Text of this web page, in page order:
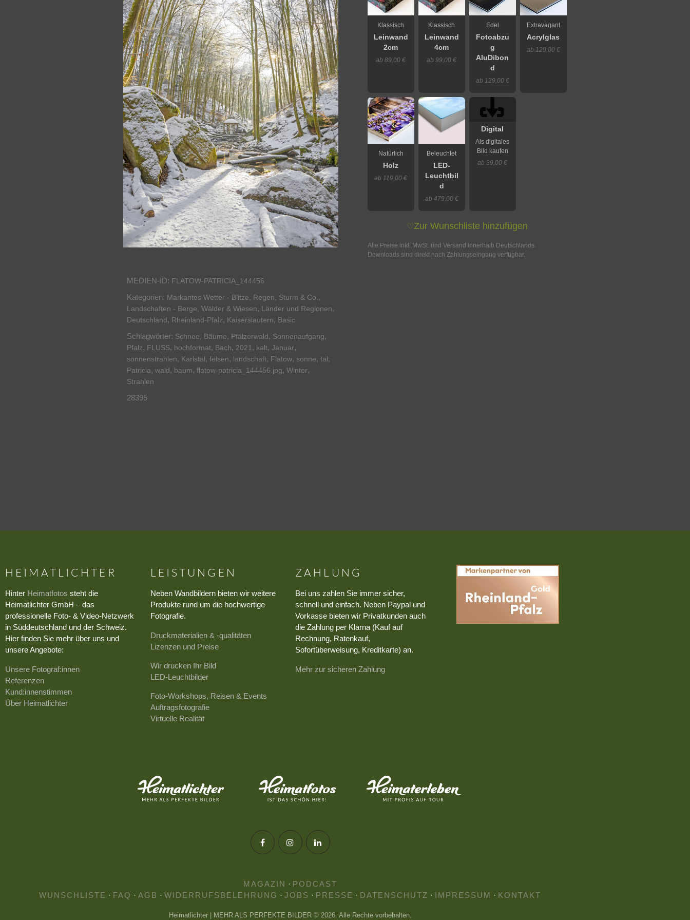
MEDIEN-ID: FLATOW-PATRICIA_144456
Kategorien: Markantes Wetter - Blitze, Regen, Sturm & Co. ,
Landschaften - Berge, Wälder & Wiesen, Länder und Regionen,
Deutschland, Rheinland-Pfalz, Kaiserslautern, Basic
Schlagwörter: Schnee, Bäume, Pfälzerwald, Sonnenaufgang,
Pfalz, FLUSS, hochformat, Bach, 2021 , kalt, Januar,
sonnenstrahlen, Karlstal, felsen, landschaft, Flatow, sonne, tal,
Patricia, wald, baum, flatow-patricia_144456.jpg, Winter,
Strahlen
28395
Klassisch
Leinwand
2cm
ab 89,00 €
Klassisch
Leinwand
4cm
ab 99,00 €
Edel
Fotoabzu
g
AluDibon
d
ab 129,00 €
Extravagant
Acrylglas
ab 129,00 €
Natürlich
Holz
ab 119,00 €
Beleuchtet
LED-
Leuchtbil
d
ab 479,00 €
Digital
Als digitales
Bild kaufen
ab 39,00 €
♡Zur Wunschliste hinzufügen
Alle Preise inkl. MwSt. und Versand innerhalb Deutschlands.
Downloads sind direkt nach Zahlungseingang verfügbar.
HEIMATLICHTER
Hinter Heimatfotos steht die
Heimatlichter GmbH – das
professionelle Foto- & Video-Netzwerk
in Süddeutschland und der Schweiz.
Hier finden Sie mehr über uns und
unsere Angebote:
Unsere Fotograf:innen
Referenzen
Kund:innenstimmen
Über Heimatlichter
LEISTUNGEN
Neben Wandbildern bieten wir weitere
Produkte rund um die hochwertige
Fotografie.
Druckmaterialien & -qualitäten
Lizenzen und Preise
Wir drucken Ihr Bild
LED-Leuchtbilder
Foto-Workshops, Reisen & Events
Auftragsfotografie
Virtuelle Realität
ZAHLUNG
Bei uns zahlen Sie immer sicher,
schnell und einfach. Neben Paypal und
Vorkasse bieten wir Privatkunden auch
die Zahlung per Klarna (Kauf auf
Rechnung, Ratenkauf,
Sofortüberweisung, Kreditkarte) an.
Mehr zur sicheren Zahlung
MAGAZIN · PODCAST
WUNSCHLISTE · FAQ · AGB · WIDERRUFSBELEHRUNG · JOBS · PRESSE · DATENSCHUTZ · IMPRESSUM · KONTAKT
Heimatlichter | MEHR ALS PERFEKTE BILDER © 2026. Alle Rechte vorbehalten.